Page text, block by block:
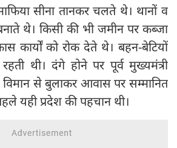
सीना तानकर चलते थे। थानों व
थे। किसी की भी जमीन पर कब्जा
कार्यों को रोक देते थे। बहन-बेटियों
थी। दंगे होने पर पूर्व मुख्यमंत्री
विमान से बुलाकर आवास पर सम्मानित
यही प्रदेश की पहचान थी।